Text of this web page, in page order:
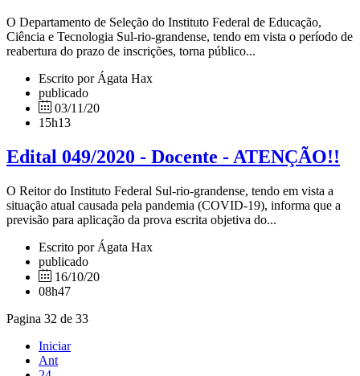
O Departamento de Seleção do Instituto Federal de Educação,
Ciência e Tecnologia Sul-rio-grandense, tendo em vista o período de
reabertura do prazo de inscrições, torna público...
Escrito por Ágata Hax
publicado
03/11/20
15h13
Edital 049/2020 - Docente - ATENÇÃO!!
O Reitor do Instituto Federal Sul-rio-grandense, tendo em vista a
situação atual causada pela pandemia (COVID-19), informa que a
previsão para aplicação da prova escrita objetiva do...
Escrito por Ágata Hax
publicado
16/10/20
08h47
Pagina 32 de 33
Iniciar
Ant